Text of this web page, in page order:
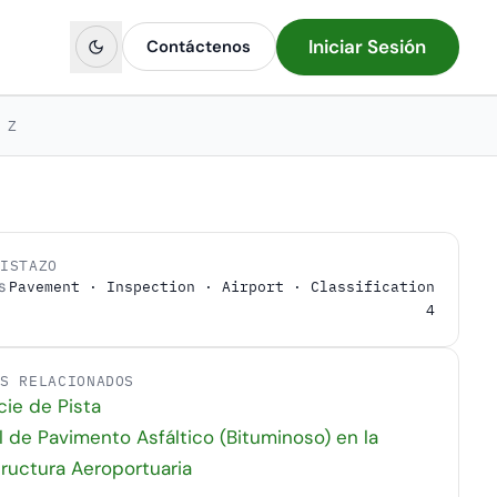
Contáctenos Iniciar Sesión
Z
Pavement · Inspection · Airport · Classification
4
RELACIONADOS
de Pista
de Pavimento Asfáltico (Bituminoso) en la
Aeroportuaria